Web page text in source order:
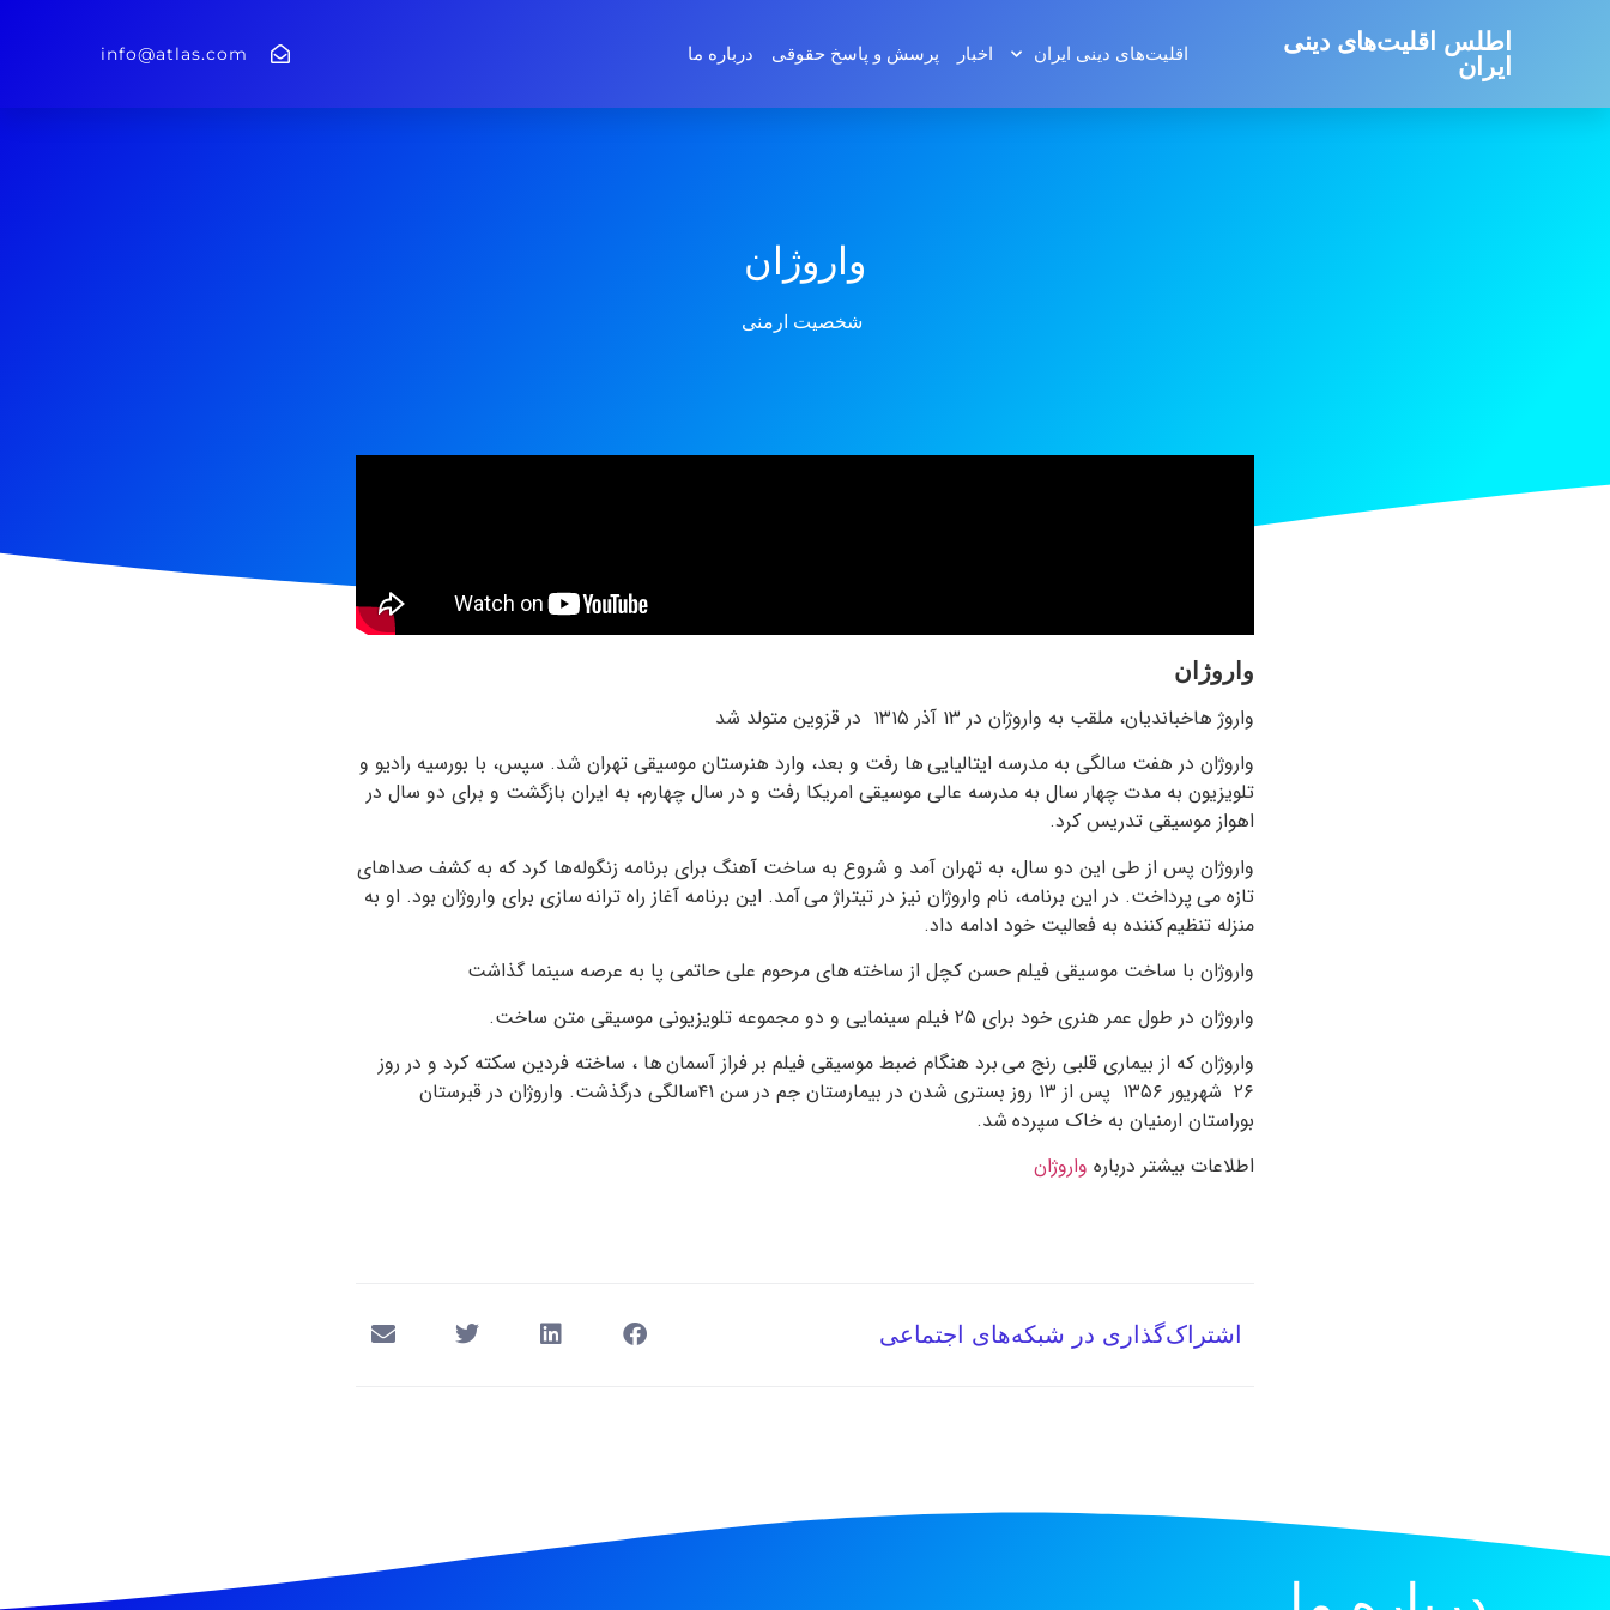
اطلس اقلیت‌های دینی
ایران
اقلیت‌های دینی ایران اخبار پرسش و پاسخ‌ حقوقی درباره ما info@atlas.com
واروژان
شخصیت ارمنی
واروژان
واروژ هاخباندیان، ملقب به واروژان در ۱۳ آذر ۱۳۱۵ در قزوین متولد شد
واروژان در هفت سالگی به مدرسه ایتالیایی ها رفت و بعد، وارد هنرستان موسیقی تهران شد. سپس، با بورسیه رادیو و
تلویزیون به مدت چهار سال به مدرسه عالی موسیقی امریکا رفت و در سال چهارم، به ایران بازگشت و برای دو سال در
اهواز موسیقی تدریس کرد.
واروژان پس از طی این دو سال، به تهران آمد و شروع به ساخت آهنگ برای برنامه زنگوله‌ها کرد که به کشف صداهای
تازه می‌ پرداخت. در این برنامه، نام واروژان نیز در تیتراژ می آمد. این برنامه آغاز راه ترانه سازی برای واروژان بود. او به
منزله تنظیم کننده به فعالیت خود ادامه داد.
واروژان با ساخت موسیقی فیلم حسن کچل از ساخته های مرحوم علی حاتمی پا به عرصه سینما گذاشت
واروژان در طول عمر هنری خود برای ۲۵ فیلم سینمایی و دو مجموعه تلویزیونی موسیقی متن ساخت.
واروژان که از بیماری قلبی رنج می برد هنگام ضبط موسیقی فیلم بر فراز آسمان ها ، ساخته فردین سکته کرد و در روز
۲۶ شهریور ۱۳۵۶ پس از ۱۳ روز بستری شدن در بیمارستان جم در سن ۴۱سالگی درگذشت. واروژان در قبرستان
بوراستان ارمنیان به خاک سپرده شد.
اطلاعات بیشتر درباره واروژان
اشتراک‌گذاری در شبکه‌های اجتماعی